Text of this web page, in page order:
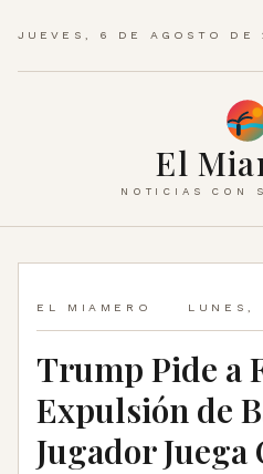
JUEVES, 6 DE AGOSTO DE
El
NOTICIAS CON
EL MIAMERO
Trump Pide a
Expulsión de
Jugador Juega